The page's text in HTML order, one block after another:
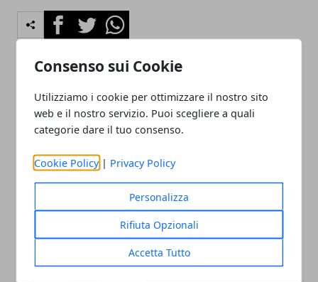
Consenso sui Cookie
Utilizziamo i cookie per ottimizzare il nostro sito
web e il nostro servizio. Puoi scegliere a quali
categorie dare il tuo consenso.
Cookie Policy | Privacy Policy
Personalizza
Rifiuta Opzionali
Accetta Tutto
FacebookTwitterWhatsapp
Articolo Precedente
Rughe del viso: cosa fare?
Come eliminare le rughe
Articolo Successivo
Come rifarsi il seno in 30
Redazione